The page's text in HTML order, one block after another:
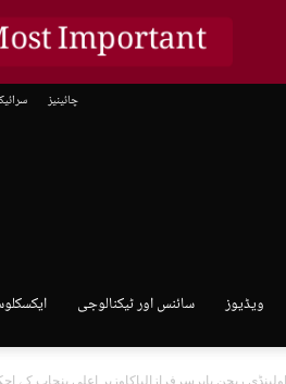
چائینیز
سائنس اور ٹیکنالوجی ویڈیوز
Most Important